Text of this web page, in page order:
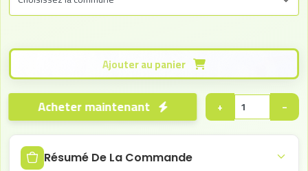
−
+
Acheter maintenant
Résumé De La Commande